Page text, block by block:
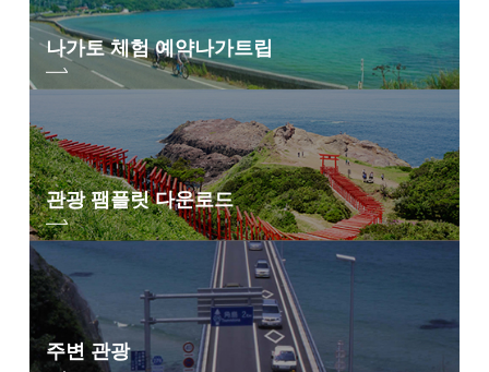
나가토 체험 예약나가트립
관광 팸플릿 다운로드
주변 관광